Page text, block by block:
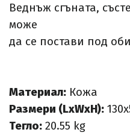
Веднъж сгъната,
може
да се постави под
Материал: Кожа
Размери (LxWxH):
Тегло: 20.55 kg